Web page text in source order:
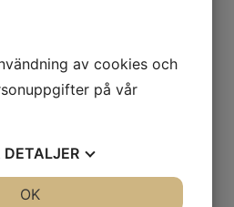
av cookies och
på vår
DETALJER
OK